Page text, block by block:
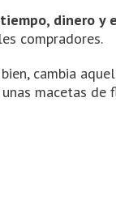
dinero y
compradores.
cambia
macetas de